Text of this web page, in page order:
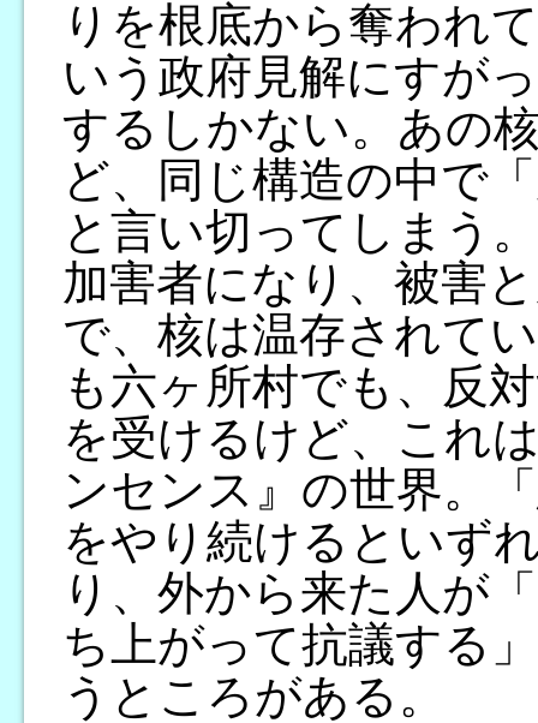
りを根底から奪われ
いう政府見解にすが
するしかない。あの
ど、同じ構造の中で
と言い切ってしまう
加害者になり、被害
で、核は温存されて
も六ヶ所村でも、反
を受けるけど、これ
ンセンス』の世界。
をやり続けるといず
り、外から来た人が
ち上がって抗議する
うところがある。